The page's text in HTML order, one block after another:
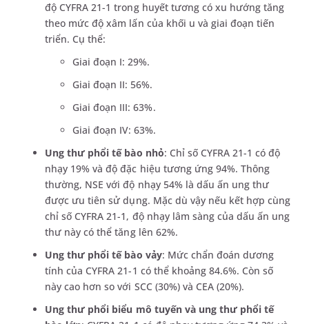
độ CYFRA 21-1 trong huyết tương có xu hướng tăng
theo mức độ xâm lấn của khối u và giai đoạn tiến
triển. Cụ thể:
Giai đoạn I: 29%.
Giai đoạn II: 56%.
Giai đoạn III: 63%.
Giai đoạn IV: 63%.
Ung thư phổi tế bào nhỏ: Chỉ số CYFRA 21-1 có độ
nhạy 19% và độ đặc hiệu tương ứng 94%. Thông
thường, NSE với độ nhạy 54% là dấu ấn ung thư
được ưu tiên sử dụng. Mặc dù vậy nếu kết hợp cùng
chỉ số CYFRA 21-1, độ nhạy lâm sàng của dấu ấn ung
thư này có thể tăng lên 62%.
Ung thư phổi tế bào vảy: Mức chẩn đoán dương
tính của CYFRA 21-1 có thể khoảng 84.6%. Còn số
này cao hơn so với SCC (30%) và CEA (20%).
Ung thư phổi biểu mô tuyến và ung thư phổi tế